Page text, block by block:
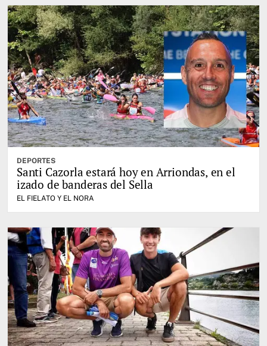
DEPORTES
Santi Cazorla estará hoy en Arriondas, en el
izado de banderas del Sella
EL FIELATO Y EL NORA